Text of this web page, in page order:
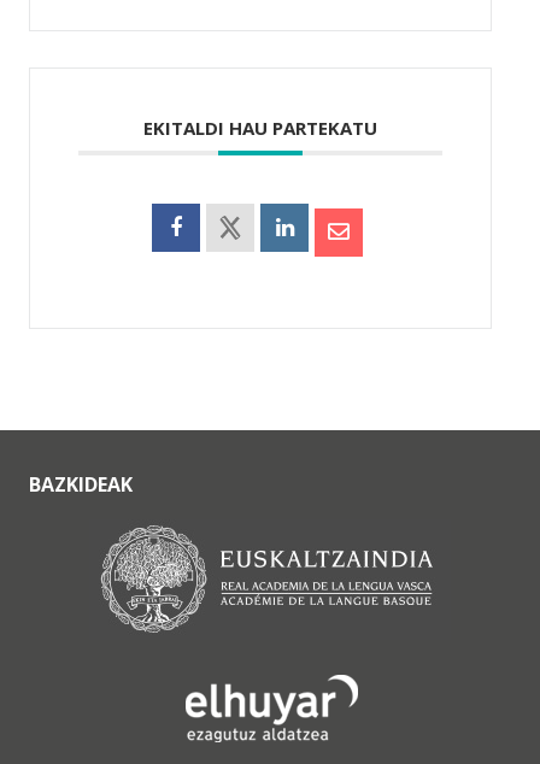
EKITALDI HAU PARTEKATU
BAZKIDEAK